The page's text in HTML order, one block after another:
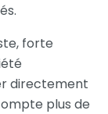
forte
directement
plus de